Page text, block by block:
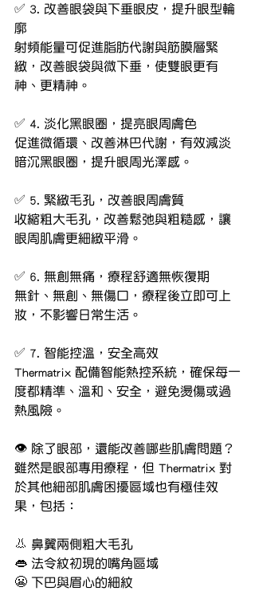
✅ 3. 改善眼袋與下垂眼皮，提升眼型輪
廓
射頻能量可促進脂肪代謝與筋膜層緊
緻，改善眼袋與微下垂，使雙眼更有
神、更精神。
✅ 4. 淡化黑眼圈，提亮眼周膚色
促進微循環、改善淋巴代謝，有效減淡
暗沉黑眼圈，提升眼周光澤感。
✅ 5. 緊緻毛孔，改善眼周膚質
收縮粗大毛孔，改善鬆弛與粗糙感，讓
眼周肌膚更細緻平滑。
✅ 6. 無創無痛，療程舒適無恢復期
無針、無創、無傷口，療程後立即可上
妝，不影響日常生活。
✅ 7. 智能控溫，安全高效
Thermatrix 配備智能熱控系統，確保每一
度都精準、溫和、安全，避免燙傷或過
熱風險。
👁 除了眼部，還能改善哪些肌膚問題？
雖然是眼部專用療程，但 Thermatrix 對
於其他細部肌膚困擾區域也有極佳效
果，包括：
👃 鼻翼兩側粗大毛孔
👄 法令紋初現的嘴角區域
😬 下巴與眉心的細紋